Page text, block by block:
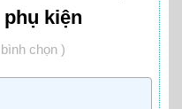
kiện
bình chọn )